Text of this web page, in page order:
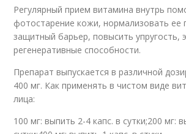
Регулярный прием витамина внутрь
фотостарение кожи, нормализовать ее
защитный барьер, повысить упругость,
регенеративные способности.
Препарат выпускается в различной
400 мг. Как применять в чистом виде
лица:
100 мг: выпить 2-4 капс. в сутки;200 мг: